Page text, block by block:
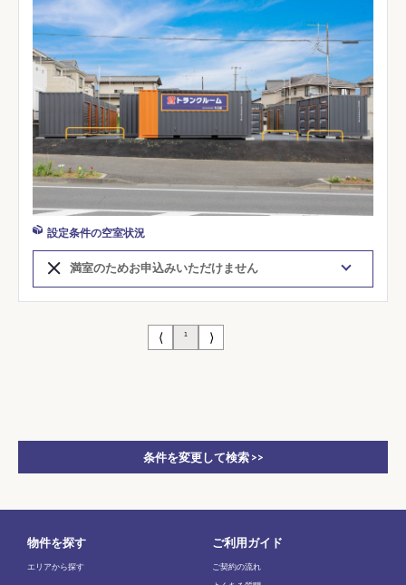
設定条件の空室状況
満室のためお申込みいただけません
⟨ 1 ⟩
条件を変更して検索 >>
物件を探す
エリアから探す
ご利用ガイド
ご契約の流れ